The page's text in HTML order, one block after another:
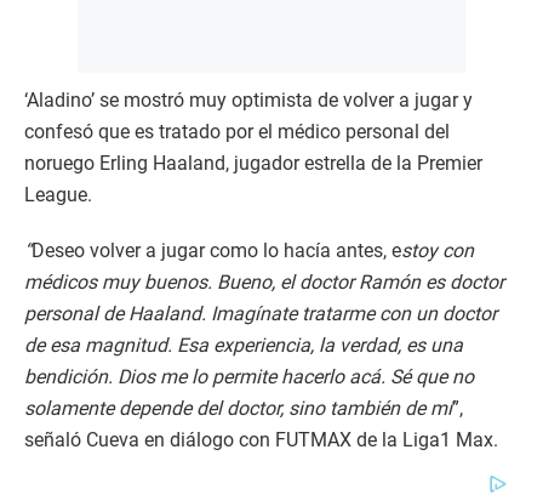
‘Aladino’ se mostró muy optimista de volver a jugar y
confesó que es tratado por el médico personal del
noruego Erling Haaland, jugador estrella de la Premier
League.
“Deseo volver a jugar como lo hacía antes, estoy con
médicos muy buenos. Bueno, el doctor Ramón es doctor
personal de Haaland. Imagínate tratarme con un doctor
de esa magnitud. Esa experiencia, la verdad, es una
bendición. Dios me lo permite hacerlo acá. Sé que no
solamente depende del doctor, sino también de mí”,
señaló Cueva en diálogo con FUTMAX de la Liga1 Max.